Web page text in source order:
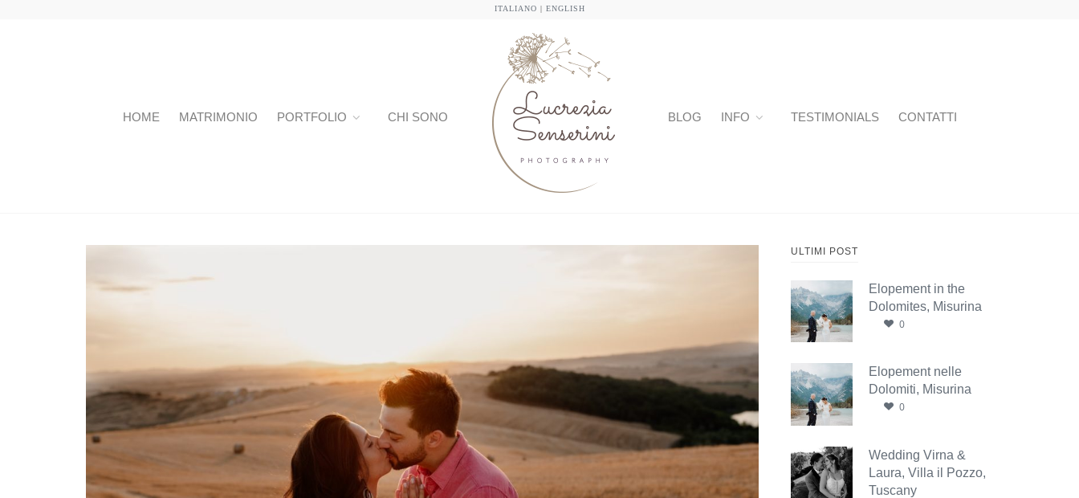
ITALIANO | ENGLISH
HOME MATRIMONIO PORTFOLIO CHI SONO BLOG INFO TESTIMONIALS CONTATTI
ULTIMI POST
Elopement in the
Dolomites, Misurina
0
Elopement nelle
Dolomiti, Misurina
0
Wedding Virna &
Laura, Villa il Pozzo,
Tuscany